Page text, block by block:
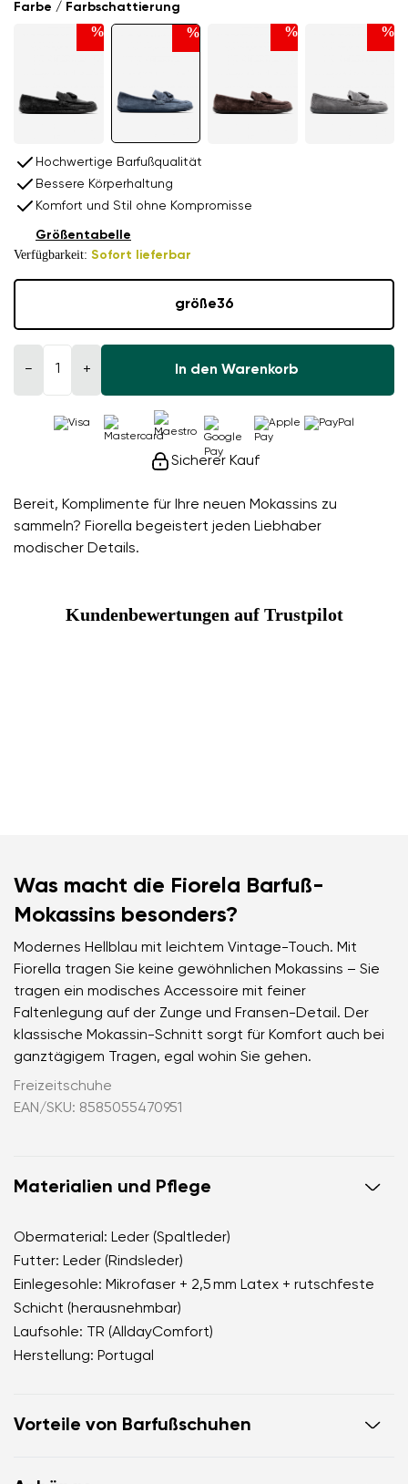
Bereit, Komplimente für Ihre neuen Mokassins zu
sammeln? Fiorella begeistert jeden Liebhaber
modischer Details.
Farbe / Farbschattierung
% % % %
Hochwertige Barfußqualität
Bessere Körperhaltung
Komfort und Stil ohne Kompromisse
Verfügbarkeit: Sofort lieferbar
Größentabelle
größe36
− + In den Warenkorb
Sicherer Kauf
Kundenbewertungen auf Trustpilot
Was macht die Fiorela Barfuß-
Mokassins besonders?
Modernes Hellblau mit leichtem Vintage-Touch. Mit
Fiorella tragen Sie keine gewöhnlichen Mokassins – Sie
tragen ein modisches Accessoire mit feiner
Faltenlegung auf der Zunge und Fransen-Detail. Der
klassische Mokassin-Schnitt sorgt für Komfort auch bei
ganztägigem Tragen, egal wohin Sie gehen.
Freizeitschuhe
EAN/SKU: 8585055470951
Materialien und Pflege
Obermaterial: Leder (Spaltleder)
Futter: Leder (Rindsleder)
Einlegesohle: Mikrofaser + 2,5 mm Latex + rutschfeste
Schicht (herausnehmbar)
Laufsohle: TR (AlldayComfort)
Herstellung: Portugal
Vorteile von Barfußschuhen